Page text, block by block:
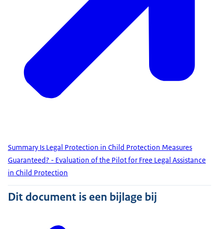
Summary Is Legal Protection in Child Protection Measures
Guaranteed? - Evaluation of the Pilot for Free Legal Assistance
in Child Protection
Dit document is een bijlage bij